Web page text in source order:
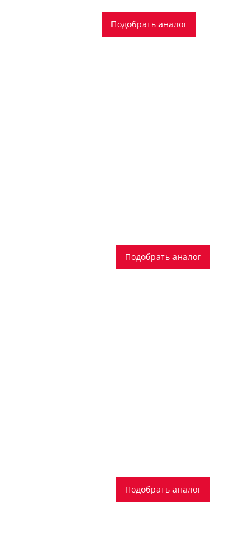
Подобрать аналог
Подобрать аналог
Подобрать аналог